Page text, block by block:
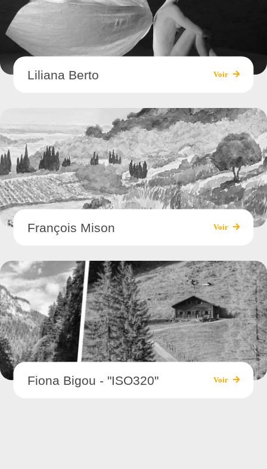
Liliana Berto Voir
François Mison Voir
Fiona Bigou - "ISO320" Voir